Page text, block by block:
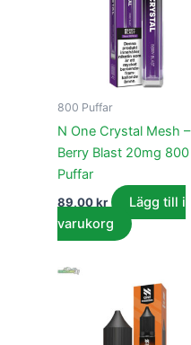
800 Puffar
N One Crystal Mesh –
Berry Blast 20mg 800
Puffar
89,00kr
Lägg till i
varukorg